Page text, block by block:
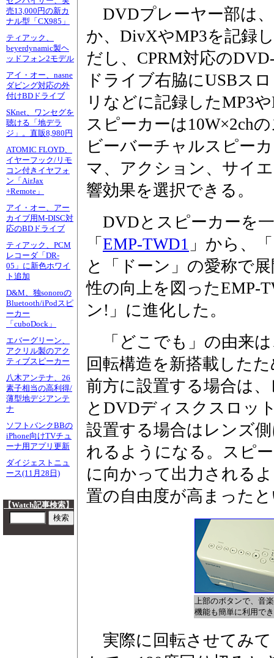
売13,000円の新カ
ナル型「CX985」
ティアック、
beyerdynamic製ヘ
ッドフォン2モデル
アイ・オー、nasne
ダビング対応の外
付けBDドライブ
SKnet、ワンセグを
聴ける「地デラ
ジ」。直販8,980円
ATOMIC FLOYD、
イヤーフック/リモ
コン付きイヤフォ
ン「AirJax
+Remote」
アイ・オー、アー
カイブ用M-DISC対
応のBDドライブ
ティアック、PCM
レコーダ「DR-
05」に新色ホワイ
ト追加
D&M、独sonoroの
Bluetooth/iPodスピ
ーカー
「cuboDock」
エバーグリーン、
アクリル製のアク
ティブスピーカー
八木アンテナ、26
素子相当の高利得/
薄型地デジアンテ
ナ
ソフトバンクBBの
iPhone向けTVチュ
ーナ用アプリ更新
ダイジェストニュ
ース(11月28日)
【Watch記事検索】
DVDプレーヤー部は
か、DivXやMP3を記録
だし、CPRM対応の
ドライブ右脇にUSBス
リなどに記録したMP3
スピーカーは10W×2ch
ビーバーチャルスピー
マ、アクション、サイ
響効果を選択できる。
DVDとスピーカーを
「 EMP-TWD1 」から、
と「ドーン」の愛称で
性の向上を図ったEMP-
ン!」に進化した。
「どこでも」の由来は
回転構造を新搭載した
前方に設置する場合は
とDVDディスクスロッ
設置する場合はレンズ
れるようになる。スピ
に向かって出力される
置の自由度が高まった
上部のボタンで、音
機能も簡単に利用で
実際に回転させてみ